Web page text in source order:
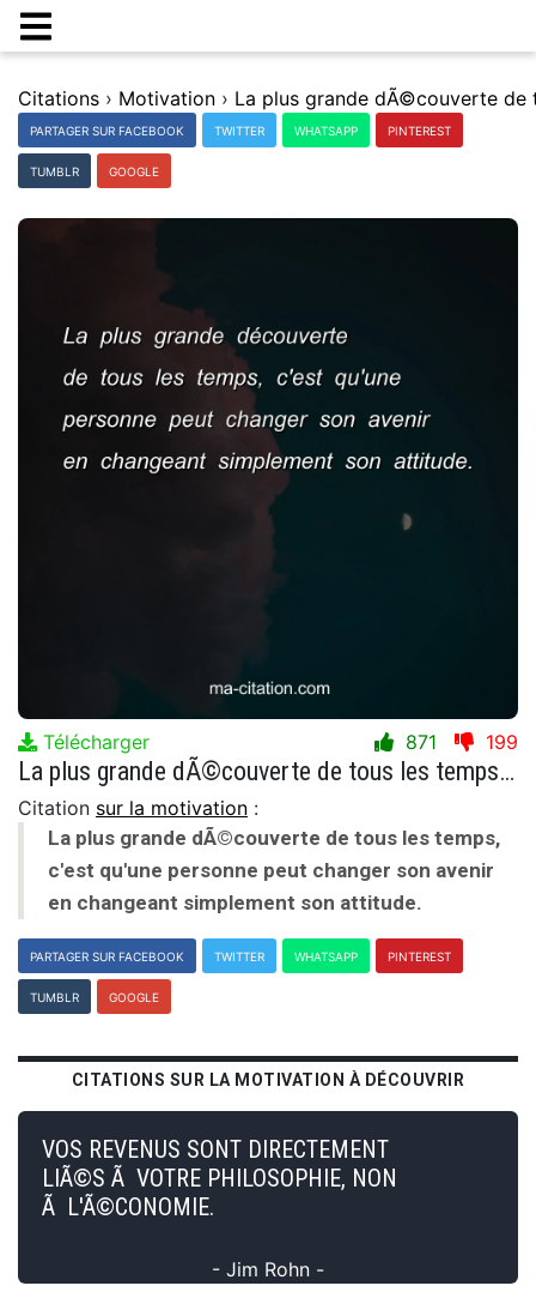
Citations › Motivation ›
PARTAGER SUR FACEBOOK TWITTER WHATSAPP PINTEREST
TUMBLR GOOGLE
Télécharger 871 199
La plus grande dÃ©couverte de tous les temps, c'est qu'une personne peut changer son avenir en changeant simplement son attitude.
Citation sur la motivation :
La plus grande dÃ©couverte de tous les temps,
c'est qu'une personne peut changer son avenir
en changeant simplement son attitude.
PARTAGER SUR FACEBOOK TWITTER WHATSAPP PINTEREST
TUMBLR GOOGLE
CITATIONS SUR LA MOTIVATION À DÉCOUVRIR
VOS REVENUS SONT DIRECTEMENT
LIÃ©S Ã VOTRE PHILOSOPHIE, NON
Ã L'Ã©CONOMIE.
- Jim Rohn -